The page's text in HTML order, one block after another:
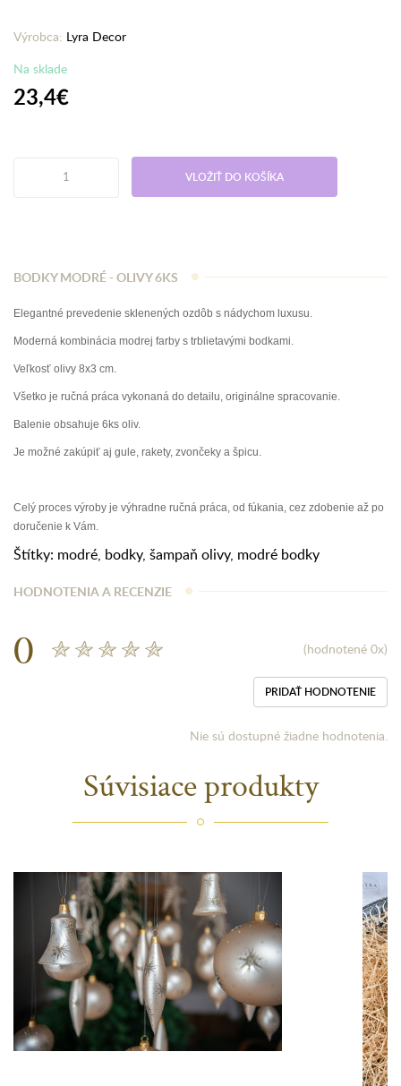
Výrobca: Lyra Decor
Na sklade
23,4€
VLOŽIŤ DO KOŠÍKA
BODKY MODRÉ - OLIVY 6KS
Elegantné prevedenie sklenených ozdôb s nádychom luxusu.
Moderná kombinácia modrej farby s trblietavými bodkami.
Veľkosť olivy 8x3 cm.
Všetko je ručná práca vykonaná do detailu, originálne spracovanie.
Balenie obsahuje 6ks oliv.
Je možné zakúpiť aj gule, rakety, zvončeky a špicu.
Celý proces výroby je výhradne ručná práca, od fúkania, cez zdobenie až po
doručenie k Vám.
Štítky: modré, bodky, šampaň olivy, modré bodky
HODNOTENIA A RECENZIE
0 (hodnotené 0x)
PRIDAŤ HODNOTENIE
Nie sú dostupné žiadne hodnotenia.
Súvisiace produkty